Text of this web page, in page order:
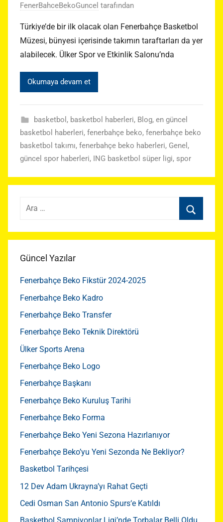
FenerBahceBekoGuncel tarafından
Türkiye’de bir ilk olacak olan Fenerbahçe Basketbol
Müzesi, bünyesi içerisinde takımın taraftarları da yer
alabilecek. Ülker Spor ve Etkinlik Salonu’nda
Okumaya devam et
basketbol , basketbol haberleri, Blog, en güncel
basketbol haberleri, fenerbahçe beko, fenerbahçe beko
basketbol takımı, fenerbahçe beko haberleri, Genel ,
güncel spor haberleri, ING basketbol süper ligi, spor
Arama:
Güncel Yazılar
Fenerbahçe Beko Fikstür 2024-2025
Fenerbahçe Beko Kadro
Fenerbahçe Beko Transfer
Fenerbahçe Beko Teknik Direktörü
Ülker Sports Arena
Fenerbahçe Beko Logo
Fenerbahçe Başkanı
Fenerbahçe Beko Kuruluş Tarihi
Fenerbahçe Beko Forma
Fenerbahçe Beko Yeni Sezona Hazırlanıyor
Fenerbahçe Beko’yu Yeni Sezonda Ne Bekliyor?
Basketbol Tarihçesi
12 Dev Adam Ukrayna’yı Rahat Geçti
Cedi Osman San Antonio Spurs‘e Katıldı